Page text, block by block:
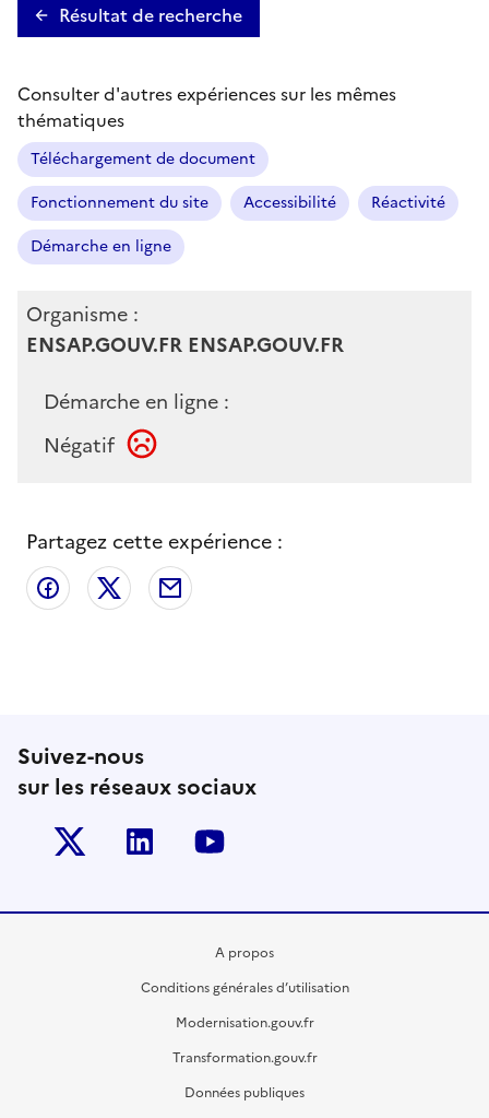
Résultat de recherche
Consulter d'autres expériences sur les mêmes
thématiques
Téléchargement de document
Fonctionnement du site
Accessibilité
Réactivité
Démarche en ligne
Organisme :
ENSAP.GOUV.FR ENSAP.GOUV.FR
Démarche en ligne :
Négatif
Partagez cette expérience :
Partager sur Facebook
Partager sur X
Suivez-nous
sur les réseaux sociaux
Twitter-x Linkedin
A propos
Conditions générales d’utilisation
Modernisation.gouv.fr
Transformation.gouv.fr
Données publiques